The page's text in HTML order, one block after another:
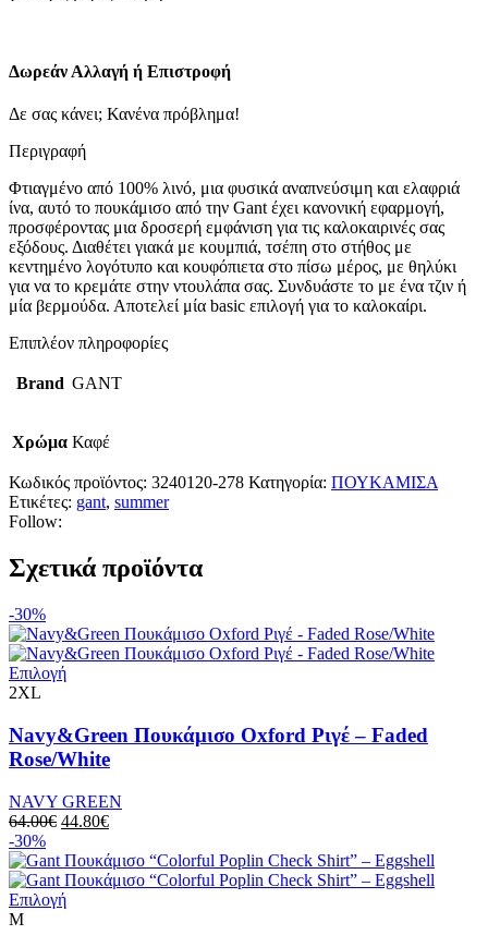
Δωρεάν Αλλαγή ή Επιστροφή
Δε σας κάνει; Κανένα πρόβλημα!
Περιγραφή
Φτιαγμένο από 100% λινό, μια φυσικά αναπνεύσιμη και ελαφριά
ίνα, αυτό το πουκάμισο από την Gant έχει κανονική εφαρμογή,
προσφέροντας μια δροσερή εμφάνιση για τις καλοκαιρινές σας
εξόδους. Διαθέτει γιακά με κουμπιά, τσέπη στο στήθος με
κεντημένο λογότυπο και κουφόπιετα στο πίσω μέρος, με θηλύκι
για να το κρεμάτε στην ντουλάπα σας. Συνδυάστε το με ένα τζιν ή
μία βερμούδα. Αποτελεί μία basic επιλογή για το καλοκαίρι.
Επιπλέον πληροφορίες
Brand GANT
Χρώμα Καφέ
Κωδικός προϊόντος: 3240120-278 Κατηγορία: ΠΟΥΚΑΜΙΣΑ
Ετικέτες: gant, summer
Follow:
Σχετικά προϊόντα
-30%
ΕπιλογήΑυτό
έχει
πολλαπλές
παραλλαγές.
επιλογές
μπορούν
επιλεγούν
στη
σελίδα
2XL
Navy&Green Πουκάμισο Oxford Ριγέ – Faded
Rose/White
NAVY GREEN
64.00€ Original
was:
64.00€.
44.80€Η
τιμή
είναι:
-30%
ΕπιλογήΑυτό
M